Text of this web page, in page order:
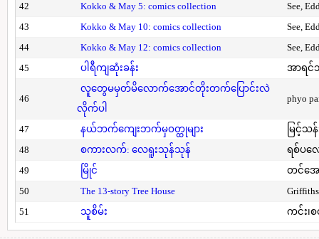
42
Kokko & May 5: comics collection
See,
43
Kokko & May 10: comics collection
See,
44
Kokko & May 12: comics collection
See,
45
ပါရီကျဆုံးခန်း အာရင်
46
လူတွေမမှတ်မိလောက်အောင်တိုးတက်ပြောင်းလဲ
လိုက်ပါ
phyo
47 နယ်ဘက်ကျေးဘက်မှဝတ္ထုများ
မြင့်သန်
48
စကားလက်: လေရူးသုန်သုန်
ရစ်ပလ
49
မြိုင်
တင်အေ
50
The 13-story Tree House
51
သူစိမ်း ကင်း၊